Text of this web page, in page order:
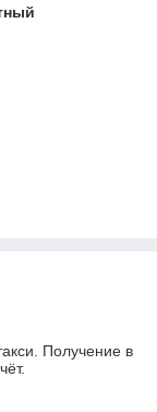
Получение в